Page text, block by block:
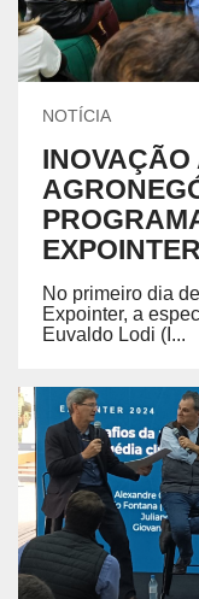
NOTÍCIA
INOVAÇÃO
EXPOINTER
No primeiro dia
Expointer, a
Euvaldo Lodi (I...